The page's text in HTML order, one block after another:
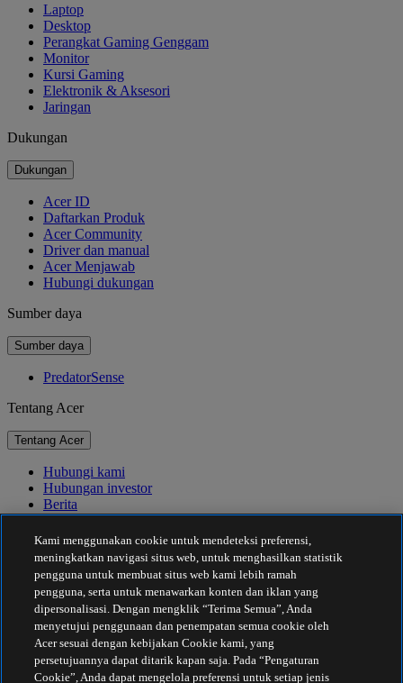
Laptop
Desktop
Perangkat Gaming Genggam
Monitor
Kursi Gaming
Elektronik & Aksesori
Jaringan
Dukungan
Dukungan
Acer ID
Daftarkan Produk
Acer Community
Driver dan manual
Acer Menjawab
Hubungi dukungan
Sumber daya
Sumber daya
PredatorSense
Tentang Acer
Tentang Acer
Hubungi kami
Hubungan investor
Berita
Penghargaan
Acara
Keberlanjutan
Keberlanjutan
Tanggung Jawab Sosial Perusahaan
Jejak Karbon Produk
Proyek Kemanusiaan
Earthion
Kami menggunakan cookie untuk mendeteksi preferensi,
meningkatkan navigasi situs web, untuk menghasilkan statistik
pengguna untuk membuat situs web kami lebih ramah
pengguna, serta untuk menawarkan konten dan iklan yang
dipersonalisasi. Dengan mengklik “Terima Semua”, Anda
menyetujui penggunaan dan penempatan semua cookie oleh
Acer sesuai dengan kebijakan Cookie kami, yang
persetujuannya dapat ditarik kapan saja. Pada “Pengaturan
Cookie”, Anda dapat mengelola preferensi untuk setiap jenis